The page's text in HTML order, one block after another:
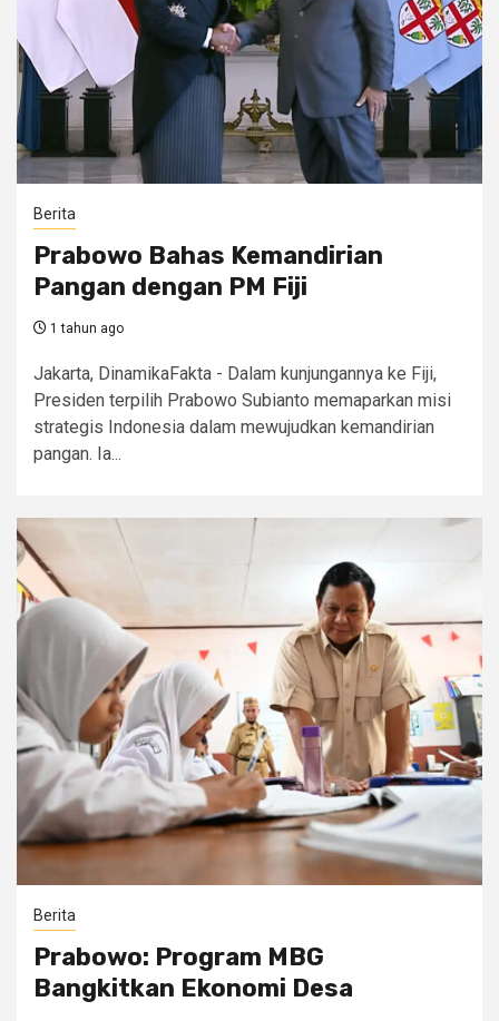
Berita
Prabowo Bahas Kemandirian
Pangan dengan PM Fiji
1 tahun ago
Jakarta, DinamikaFakta - Dalam kunjungannya ke Fiji,
Presiden terpilih Prabowo Subianto memaparkan misi
strategis Indonesia dalam mewujudkan kemandirian
pangan. Ia...
Berita
Prabowo: Program MBG
Bangkitkan Ekonomi Desa